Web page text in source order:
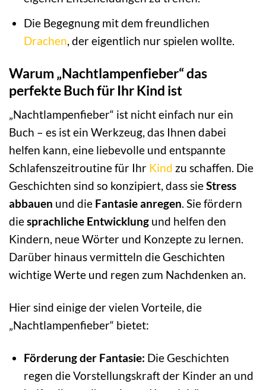
Die Begegnung mit dem freundlichen
Drachen, der eigentlich nur spielen wollte.
Warum „Nachtlampenfieber“ das
perfekte Buch für Ihr Kind ist
„Nachtlampenfieber“ ist nicht einfach nur ein
Buch – es ist ein Werkzeug, das Ihnen dabei
helfen kann, eine liebevolle und entspannte
Schlafenszeitroutine für Ihr Kind zu schaffen. Die
Geschichten sind so konzipiert, dass sieStress
abbauen und die Fantasie anregen. Sie fördern
diesprachliche Entwicklung und helfen den
Kindern, neue Wörter und Konzepte zu lernen.
Darüber hinaus vermitteln die Geschichten
wichtige Werte und regen zum Nachdenken an.
Hier sind einige der vielen Vorteile, die
„Nachtlampenfieber“ bietet:
Förderung der Fantasie: Die Geschichten
regen die Vorstellungskraft der Kinder an und